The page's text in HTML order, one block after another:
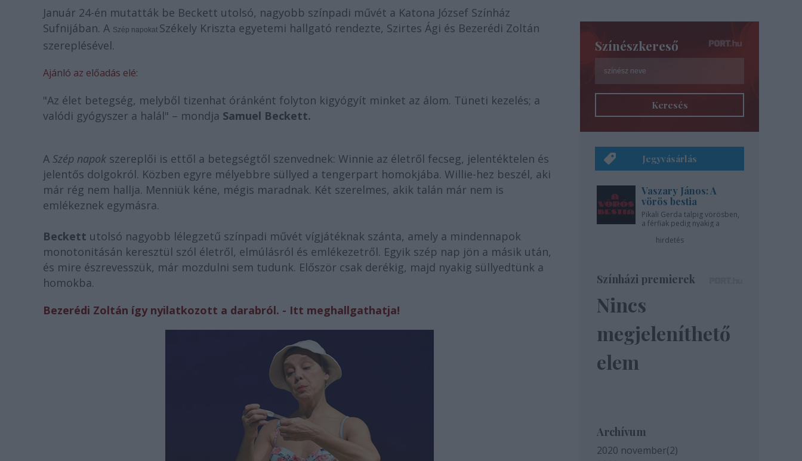
Január 24-én mutatták be Beckett utolsó, nagyobb színpadi művét a Katona József Színház
Sufnijában. A Szép napokat Székely Kriszta egyetemi hallgató rendezte, Szirtes Ági és Bezerédi Zoltán
szereplésével.
Ajánló az előadás elé:
"Az élet betegség, melyből tizenhat óránként folyton kigyógyít minket az álom. Tüneti kezelés; a
valódi gyógyszer a halál" – mondja Samuel Beckett.
A Szép napok szereplői is ettől a betegségtől szenvednek: Winnie az életről fecseg, jelentéktelen és
jelentős dolgokról. Közben egyre mélyebbre süllyed a tengerpart homokjába. Willie-hez beszél, aki
már rég nem hallja. Menniük kéne, mégis maradnak. Két szerelmes, akik talán már nem is
emlékeznek egymásra.
Beckett utolsó nagyobb lélegzetű színpadi művét vígjátéknak szánta, amely a mindennapok
monotonitásán keresztül szól életről, elmúlásról és emlékezetről. Egyik szép nap jön a másik után,
és mire észrevesszük, már mozdulni sem tudunk. Először csak derékig, majd nyakig süllyedtünk a
homokba.
Bezerédi Zoltán így nyilatkozott a darabról. - Itt meghallgathatja!
Színészkereső
Keresés
Jegyvásárlás
Vaszary János: A
vörös bestia
Pikali Gerda talpig vörösben,
a férfiak pedig nyakig a
hirdetés
Színházi premierek
Nincs
megjeleníthető
elem
Archívum
2020 november(2)